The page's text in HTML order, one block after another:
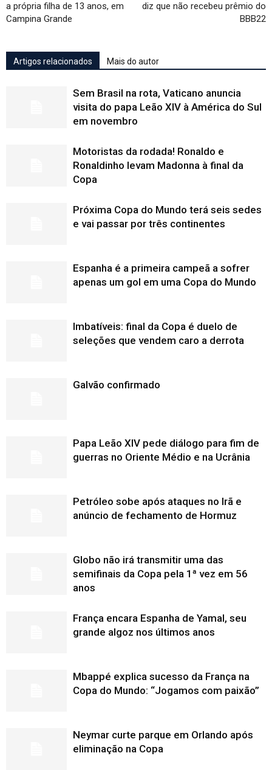
a própria filha de 13 anos, em
Campina Grande
diz que não recebeu prêmio do
BBB22
Artigos relacionados Mais do autor
Sem Brasil na rota, Vaticano anuncia
visita do papa Leão XIV à América do Sul
em novembro
Motoristas da rodada! Ronaldo e
Ronaldinho levam Madonna à final da
Copa
Próxima Copa do Mundo terá seis sedes
e vai passar por três continentes
Espanha é a primeira campeã a sofrer
apenas um gol em uma Copa do Mundo
Imbatíveis: final da Copa é duelo de
seleções que vendem caro a derrota
Galvão confirmado
Papa Leão XIV pede diálogo para fim de
guerras no Oriente Médio e na Ucrânia
Petróleo sobe após ataques no Irã e
anúncio de fechamento de Hormuz
Globo não irá transmitir uma das
semifinais da Copa pela 1ª vez em 56
anos
França encara Espanha de Yamal, seu
grande algoz nos últimos anos
Mbappé explica sucesso da França na
Copa do Mundo: “Jogamos com paixão”
Neymar curte parque em Orlando após
eliminação na Copa